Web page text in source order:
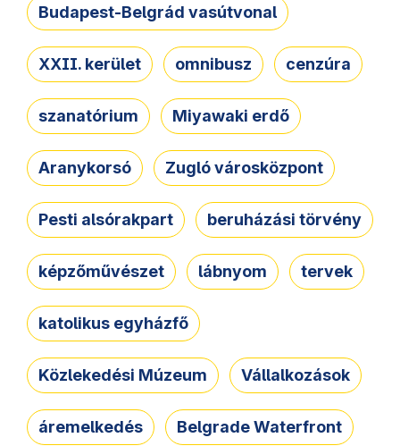
Budapest-Belgrád vasútvonal
XXII. kerület omnibusz cenzúra
szanatórium Miyawaki erdő
Aranykorsó Zugló városközpont
Pesti alsórakpart beruházási törvény
képzőművészet lábnyom tervek
katolikus egyházfő
Közlekedési Múzeum Vállalkozások
áremelkedés Belgrade Waterfront